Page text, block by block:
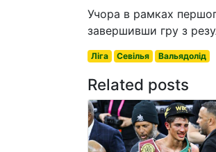
Учора в рамках
завершивши гру з
Ліга Севілья Вальядолід
Related posts